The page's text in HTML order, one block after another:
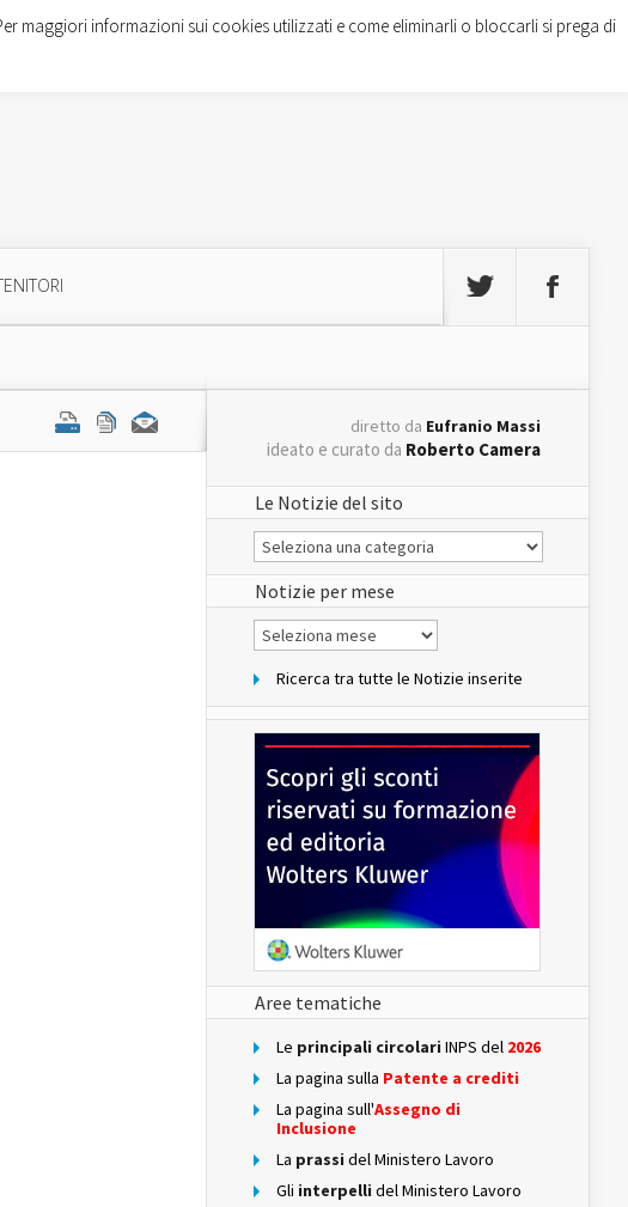
diretto da Eufranio Massi
ideato e curato da Roberto Camera
Le Notizie del sito
Le
Notizie
del
sito
Notizie per mese
Notizie
per
Ricerca tra tutte le Notizie inserite
Aree tematiche
Le principali circolari INPS del 2026
La pagina sulla Patente a crediti
La pagina sull'Assegno di
Inclusione
La prassi del Ministero Lavoro
Gli interpelli del Ministero Lavoro
maggiori informazioni sui cookies utilizzati e come eliminarli o bloccarli si prega di